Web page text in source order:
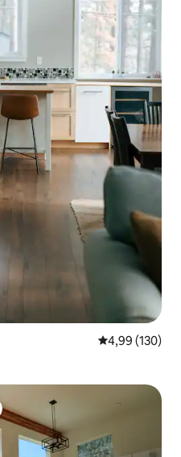
Évaluation
4,99 (130)
appréciés